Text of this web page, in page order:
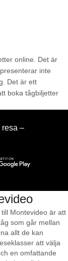
online. Det är
inte
Det är ett
boka tågbiljetter
resa –
Montevideo är att
som går mellan
allt de kan
att välja
en omfattande